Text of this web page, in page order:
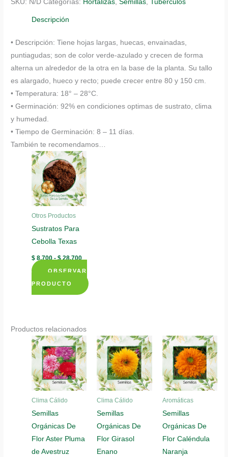
Texas
O
Huerta
cantidad
SKU: N/D Categorías: Hortalizas ,Semillas Tubérculos
Descripción
• Descripción: Tiene hojas largas, huecas, envainadas,
puntiagudas; son de color verde-azulado y crecen de forma
alterna un alrededor de la otra en la base de la planta. Su tallo
es alargado, hueco y recto; puede crecer entre 80 y 150 cm.
• Temperatura: 18° – 28°C.
• Germinación: 92% en condiciones optimas de sustrato, clima
y humedad.
• Tiempo de Germinación: 8 – 11 días.
También te recomendamos…
Otros Productos
Sustratos Para
Cebolla Texas
$ 8.700 - $28.700
precios:
desde
$ 8.700
hasta
OBSERVAR
PRODUCTO
Este
múltiples
variantes.
Las
opciones
se
pueden
elegir
en
la
página
Productos relacionados
Clima Cálido
Semillas
Orgánicas De
Flor Aster Pluma
de Avestruz
Clima Cálido
Semillas
Orgánicas De
Flor Girasol
Enano
Aromáticas
Semillas
Orgánicas De
Flor Caléndula
Naranja